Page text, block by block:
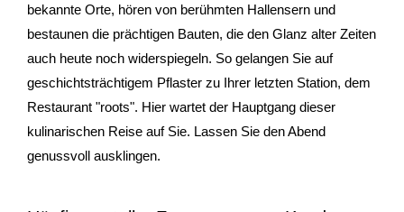
- Gutschein
- Geschenksets
bekannte Orte, hören von berühmten Hallensern und
bestaunen die prächtigen Bauten, die den Glanz alter Zeiten
auch heute noch widerspiegeln. So gelangen Sie auf
geschichtsträchtigem Pflaster zu Ihrer letzten Station, dem
Restaurant "roots". Hier wartet der Hauptgang dieser
kulinarischen Reise auf Sie. Lassen Sie den Abend
genussvoll ausklingen.